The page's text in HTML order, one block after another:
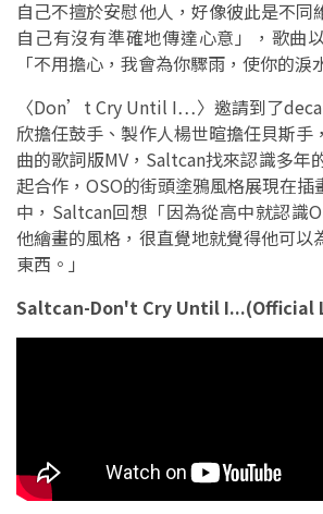
自己不擅於安慰他人，好像彼此是不同
自己有沒有準確地傳達心意」，歌曲
「不用擔心，我會為你驟雨，使你的淚
〈Don’t Cry Until I…〉邀請到了
欣擔任鼓手、製作人楊世暄擔任貝斯手
曲的歌詞版MV，Saltcan找來認識多年
起合作，OSO的街頭塗鴉風格展現在插
中，Saltcan回想「因為從高中就認識
他繪畫的風格，很直覺地就覺得他可以
東西。」
Saltcan-Don't Cry Until I...(Official